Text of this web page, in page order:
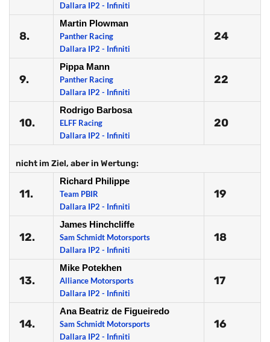
Dallara IP2 - Infiniti
8.
Martin Plowman
Panther Racing
Dallara IP2 - Infiniti
24
9.
Pippa Mann
Panther Racing
Dallara IP2 - Infiniti
22
10.
Rodrigo Barbosa
ELFF Racing
Dallara IP2 - Infiniti
20
nicht im Ziel, aber in Wertung:
11.
Richard Philippe
Team PBIR
Dallara IP2 - Infiniti
19
12.
James Hinchcliffe
Sam Schmidt Motorsports
Dallara IP2 - Infiniti
18
13.
Mike Potekhen
Alliance Motorsports
Dallara IP2 - Infiniti
17
14.
Ana Beatriz de Figueiredo
Sam Schmidt Motorsports
Dallara IP2 - Infiniti
16